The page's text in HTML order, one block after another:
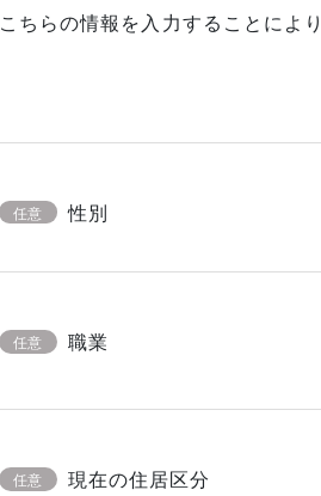
こちらの情報を入力することによ
任意 性別
任意 職業
任意 現在の住居区分